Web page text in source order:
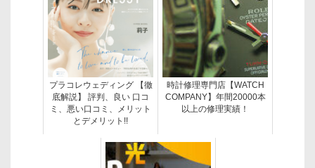
プラコレウェディング 【徹
底解説】 評判、良い 口コ
ミ、悪い口コミ、メリット
とデメリット!!
時計修理専門店【WATCH
COMPANY】年間20000本
以上の修理実績！